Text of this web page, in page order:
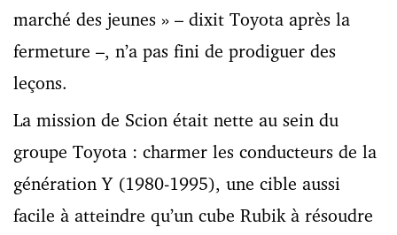
marché des jeunes » – dixit Toyota après la
fermeture –, n’a pas fini de prodiguer des
leçons.
La mission de Scion était nette au sein du
groupe Toyota : charmer les conducteurs de la
génération Y (1980-1995), une cible aussi
facile à atteindre qu’un cube Rubik à résoudre